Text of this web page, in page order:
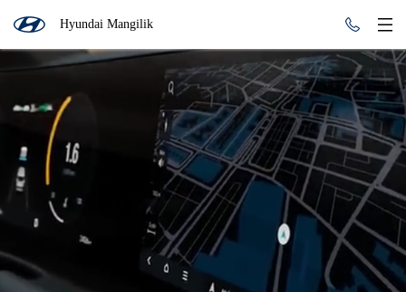
Hyundai Mangilik